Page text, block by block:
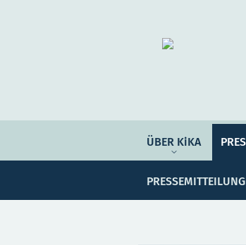
ÜBER KiKA
ÜBER KIKA
PRESSE-
PROGRAMM-